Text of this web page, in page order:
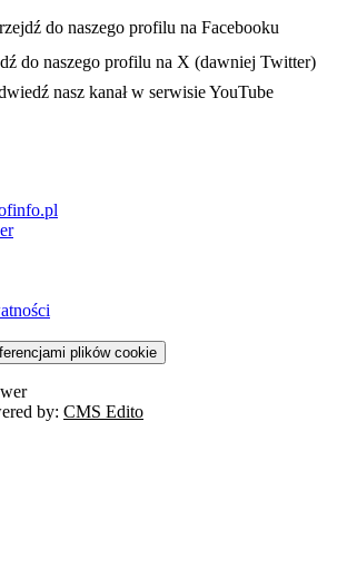
- otwiera się w nowej karcie
do naszego profilu na Facebooku
w nowej karcie
do naszego profilu na X (dawniej Twitter)
- otwiera się w nowej karcie
nasz kanał w serwisie YouTube
plików cookie
by: CMS Edito